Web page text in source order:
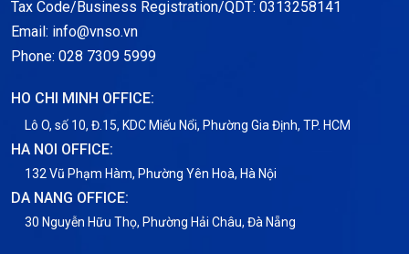
Notification
Thông tin chung
Tin tức
Tax Code/Business Registration/QDT: 0313258141
Email: info@vnso.vn
Phone: 028 7309 5999
HO CHI MINH OFFICE:
Lô O, số 10, Đ.15, KDC Miếu Nổi, Phường Gia Định, TP. HCM
HA NOI OFFICE:
132 Vũ Phạm Hàm, Phường Yên Hoà, Hà Nội
DA NANG OFFICE:
30 Nguyễn Hữu Thọ, Phường Hải Châu, Đà Nẵng